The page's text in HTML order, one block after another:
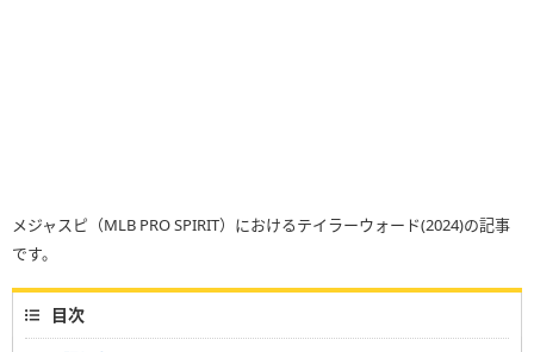
メジャスピ（MLB PRO SPIRIT）におけるテイラーウォード(2024)の記事
です。
目次